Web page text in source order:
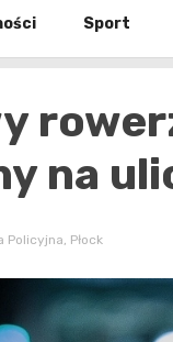
Sport
na
Policyjna, Płock